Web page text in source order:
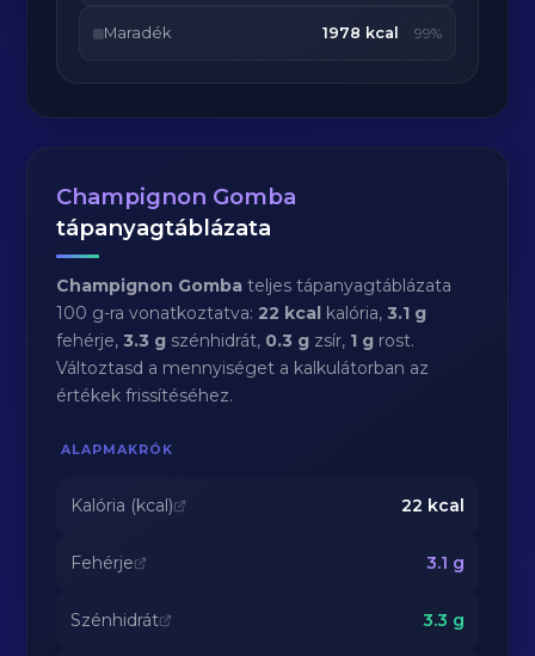
Maradék 1978 kcal 99%
Champignon Gomba
tápanyagtáblázata
Champignon Gomba teljes tápanyagtáblázata
100 g-ra vonatkoztatva:22 kcal kalória,3.1 g
fehérje,3.3 g szénhidrát, 0.3 g zsír, 1 g rost.
Változtasd a mennyiséget a kalkulátorban az
értékek frissítéséhez.
ALAPMAKRÓK
Kalória (kcal) 22 kcal
Fehérje 3.1 g
Szénhidrát 3.3 g